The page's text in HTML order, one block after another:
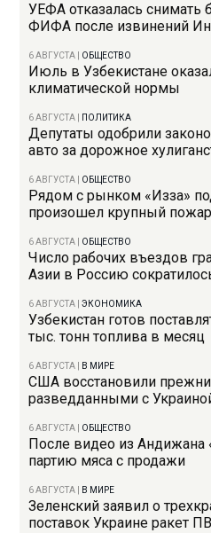
УЕФА отказалась снимать
ФИФА после извинений
6 АВГУСТА ОБЩЕСТВО
Июль в Узбекистане
климатической нормы
6 АВГУСТА ПОЛИТИКА
Депутаты одобрили
авто за дорожное
6 АВГУСТА ОБЩЕСТВО
Рядом с рынком «Изза»
произошел крупный пожар
6 АВГУСТА ОБЩЕСТВО
Число рабочих въездов
Азии в Россию
6 АВГУСТА |ЭКОНОМИКА
Узбекистан готов
тыс. тонн топлива в месяц
6 АВГУСТА В МИРЕ
США восстановили
разведданными с
6 АВГУСТА ОБЩЕСТВО
После видео из Андижана
партию мяса с продажи
6 АВГУСТА В МИРЕ
Зеленский заявил о
поставок Украине ракет